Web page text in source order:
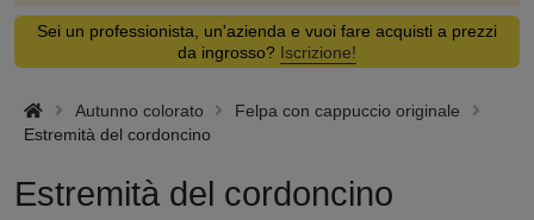
Sei un professionista, un'azienda e vuoi fare acquisti a prezzi
da ingrosso? Iscrizione!
Autunno colorato
Felpa con cappuccio originale
Estremità del cordoncino
Estremità del cordoncino